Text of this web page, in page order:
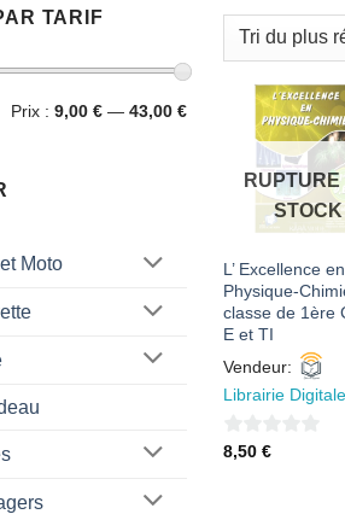
TARIF
Prix : 9,00 € — 43,00 €
Moto
À MES
RUPTURE
STOCK
L’ Excellence en
Physique-
classe de 1ère
E et TI
Vendeur:
Librairie Digitale
0
8,50 €